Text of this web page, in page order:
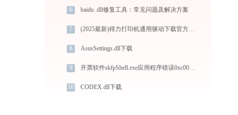
6 baidu .dll修复工具：常见问题及解决方案
7 (2025最新)得力打印机通用驱动下载官方支持Win10/Win11
8 AsusSettings.dll下载
9 开票软件skfpShell.exe应用程序错误0xc0000006解决方法
10 CODEX.dll下载